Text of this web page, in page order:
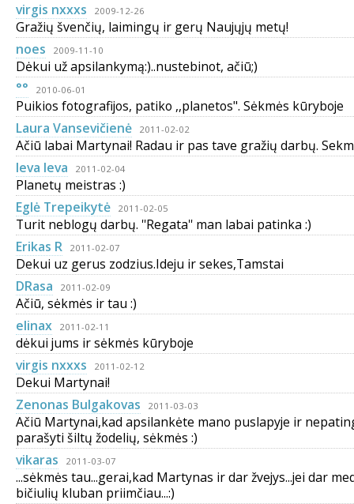
virgis nxxxs
2009-12-26
Gražių švenčių, laimingų ir gerų Naujųjų metų!
noes
2009-11-10
Dėkui už apsilankymą:)..nustebinot, ačiū;)
°°
2010-06-01
Puikios fotografijos, patiko ,,planetos". Sėkmės kūryboje
Laura Vansevičienė
2011-02-02
Ačiū labai Martynai! Radau ir pas tave gražių darbų.
Ieva Ieva
2011-02-04
Planetų meistras :)
Eglė Trepeikytė
2011-02-05
Turit neblogų darbų. ''Regata'' man labai patinka :)
Erikas R
2011-02-07
Dekui uz gerus zodzius.Ideju ir sekes,Tamstai
DRasa
2011-02-09
Ačiū, sėkmės ir tau :)
elinax
2011-02-11
dėkui jums ir sėkmės kūryboje
virgis nxxxs
2011-02-12
Dekui Martynai!
Zenonas Bulgakovas
2011-03-03
Ačiū Martynai,kad apsilankėte mano puslapyje ir
parašyti šiltų žodelių, sėkmės :)
vikaras
2011-03-07
...sėkmės tau...gerai,kad Martynas ir dar žvejys...jei dar
bičiulių kluban priimčiau...:)